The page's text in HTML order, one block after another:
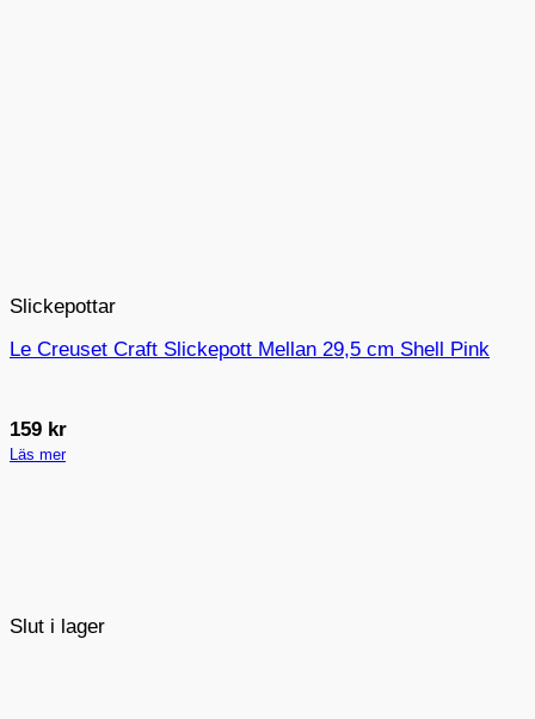
Slut i lager
Slickepottar
Le Creuset Craft Slickepott Mellan 29,5 cm Shell Pink
159 kr
Läs mer